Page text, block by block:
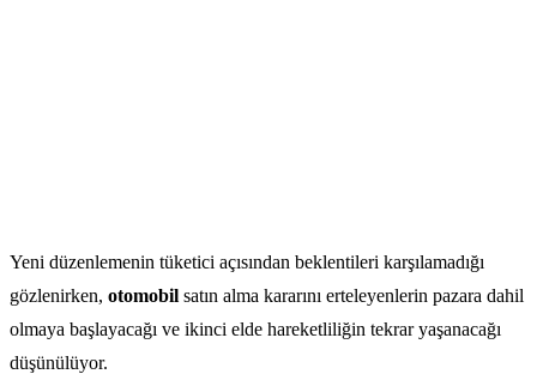
Yeni düzenlemenin tüketici açısından beklentileri karşılamadığı
gözlenirken, otomobil satın alma kararını erteleyenlerin pazara dahil
olmaya başlayacağı ve ikinci elde hareketliliğin tekrar yaşanacağı
düşünülüyor.